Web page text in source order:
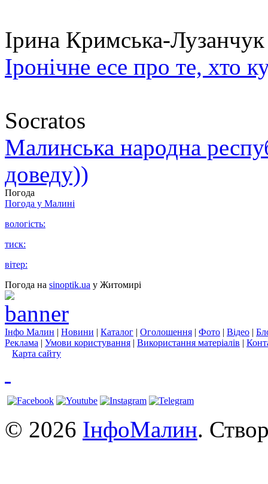
Ірина Кримська-Лузанчук
Іронічне есе про те, хто
Socratos
Малинська народна
доведу))
Погода
Погода у Малині
вологість:
тиск:
вітер:
Погода на sinoptik.ua у Житомирі
Інфо Малин | Новини | Каталог | Оголошення | Фото | Відео |
Реклама | Умови користування | Використання матеріалів |
Карта сайту
© 2026 ІнфоМалин.